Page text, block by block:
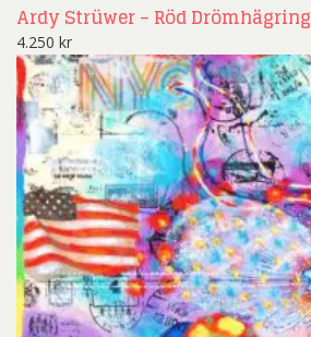
Ardy Strüwer – Röd Drömhägring
4.250 kr